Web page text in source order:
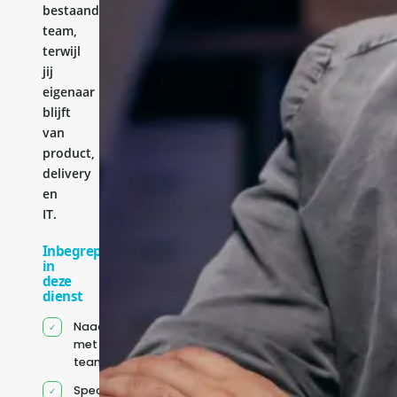
bestaande
team,
terwijl
jij
eigenaar
blijft
van
product,
delivery
en
IT.
Inbegrepen
in
deze
dienst
Naadloze integratie
met jouw bestaande
team
Specifiek voor jou